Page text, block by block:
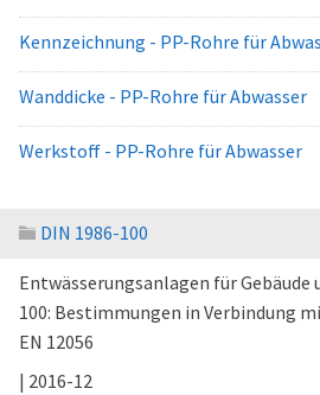
Kennzeichnung - PP-Rohre für
Wanddicke - PP-Rohre für Abwasser
Werkstoff - PP-Rohre für Abwasser
DIN 1986-100
Entwässerungsanlagen für Gebäude
100: Bestimmungen in Verbindung
EN 12056
| 2016-12